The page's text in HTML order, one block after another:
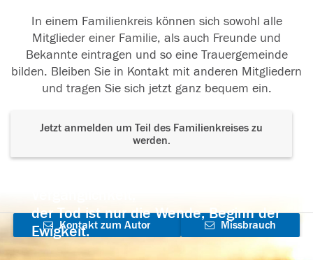
In einem Familienkreis können sich sowohl alle
Mitglieder einer Familie, als auch Freunde und
Bekannte eintragen und so eine Trauergemeinde
bilden. Bleiben Sie in Kontakt mit anderen Mitgliedern
und tragen Sie sich jetzt ganz bequem ein.
Jetzt anmelden um Teil des Familienkreises zu
werden.
der Tod ist nur die Wende, Beginn der
Ewigkeit.
Kontakt zum Autor
aufnehmen
Missbrauch